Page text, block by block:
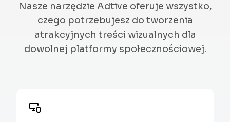
Nasze narzędzie Adtive oferuje wszystko,
czego potrzebujesz do tworzenia
atrakcyjnych treści wizualnych dla
dowolnej platformy społecznościowej.